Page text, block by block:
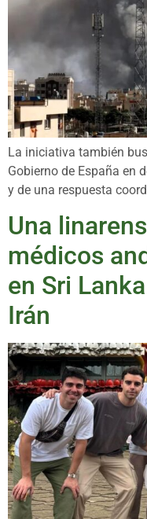
La iniciativa también
Gobierno de España en
y de una respuesta
Una
médicos
en Sri
Irán